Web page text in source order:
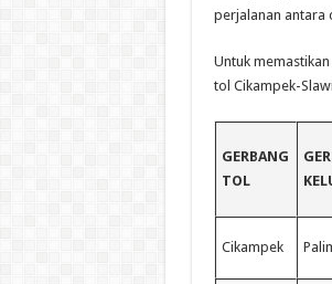
perjalanan antara
Untuk
tol Cikampek-
GERBANG
TOL
Cikampek